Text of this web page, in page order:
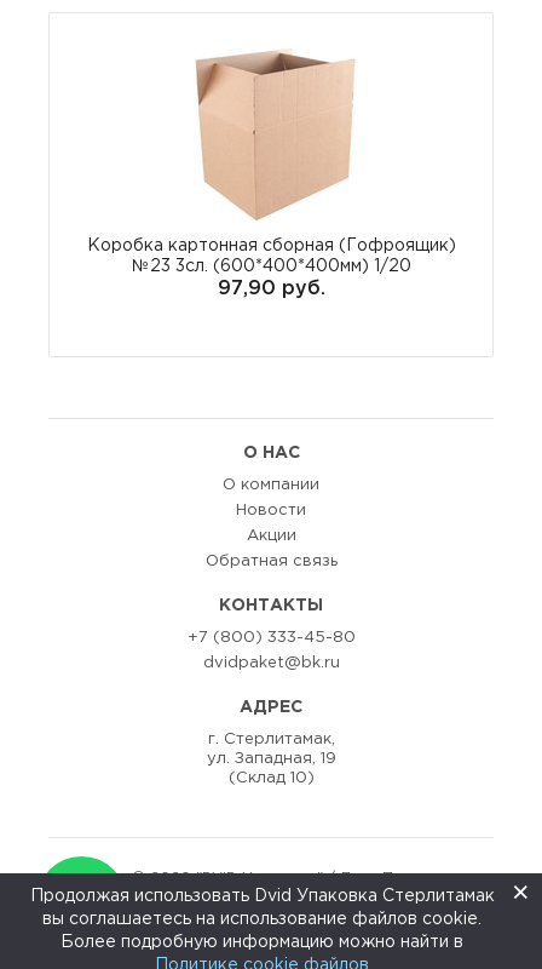
Коробка картонная сборная (Гофроящик)
№23 3сл. (600*400*400мм) 1/20
97,90 руб.
О НАС
О компании
Новости
Акции
Обратная связь
КОНТАКТЫ
+7 (800) 333-45-80
dvidpaket@bk.ru
АДРЕС
г. Стерлитамак,
ул. Западная, 19
(Склад 10)
© 2020 "DViD Упаковка" / Двид Пак
Продолжая использовать Dvid Упаковка Стерлитамак
вы соглашаетесь на использование файлов cookie.
Более подробную информацию можно найти в
Политике cookie файлов
×